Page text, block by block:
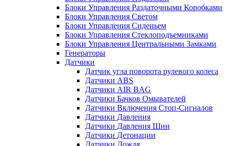
Блоки Управления Раздаточными Коробками
Блоки Управления Светом
Блоки Управления Сиденьем
Блоки Управления Стеклоподъемниками
Блоки Управления Центральными Замками
Генераторы
Датчики
Датчик угла поворота рулевого колеса
Датчики ABS
Датчики AIR BAG
Датчики Бачков Омывателей
Датчики Включения Стоп-Сигналов
Датчики Давления
Датчики Давления Шин
Датчики Детонации
Датчики Дождя